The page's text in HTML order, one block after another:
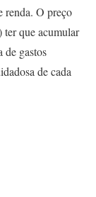
renda. O preço
ter que acumular
de gastos
de cada